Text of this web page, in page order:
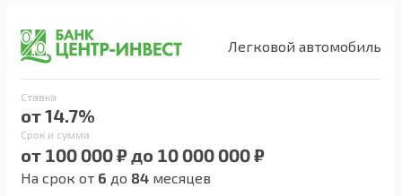
Легковой автомобиль
Ставка
от 14.7%
Срок и сумма
от 100 000 ₽ до 10 000 000 ₽
На срок от 6 до 84 месяцев